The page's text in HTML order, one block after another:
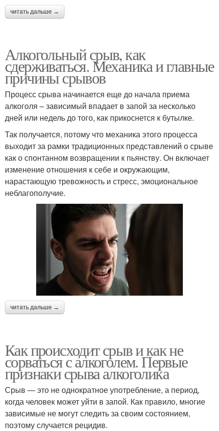
читать дальше →
Алкогольный срыв, как
сдерживаться. Механика и главные
причины срывов
Процесс срыва начинается еще до начала приема
алкоголя – зависимый впадает в запой за несколько
дней или недель до того, как прикоснется к бутылке.
Так получается, потому что механика этого процесса
выходит за рамки традиционных представлений о срыве
как о спонтанном возвращении к пьянству. Он включает
изменение отношения к себе и окружающим,
нарастающую тревожность и стресс, эмоциональное
неблагополучие.
читать дальше →
Как происходит срыв и как не
сорваться с алкоголем. Первые
признаки срыва алкоголика
Срыв — это не однократное употребление, а период,
когда человек может уйти в запой. Как правило, многие
зависимые не могут следить за своим состоянием,
поэтому случается рецидив.